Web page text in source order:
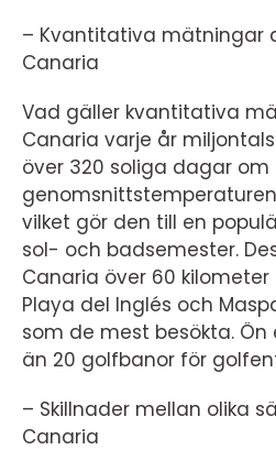
– Kvantitativa mätningar
Canaria
Vad gäller kvantitativa
Canaria varje år
över 320 soliga dagar
vilket gör den till en
sol- och badsemester.
Canaria över 60
Playa del Inglés och
som de mest besökta.
än 20 golfbanor för
– Skillnader mellan olika
Canaria